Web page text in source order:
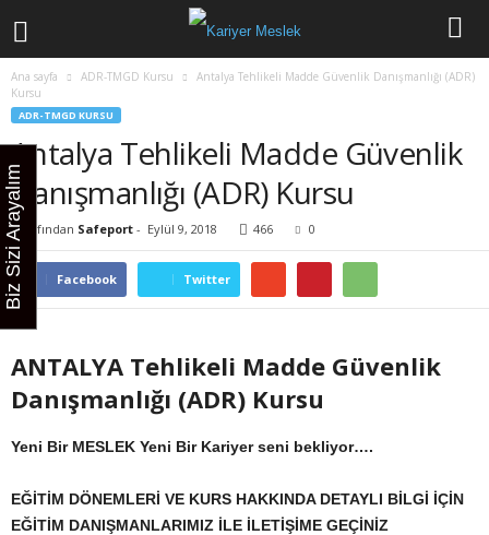
Ana sayfa ADR-TMGD Kursu
Antalya Tehlikeli Madde Güvenlik Danışmanlığı (ADR)
Kursu
ADR-TMGD KURSU
Antalya Tehlikeli Madde Güvenlik
Danışmanlığı (ADR) Kursu
Tarafından Safeport - Eylül 9, 2018 466 0
Facebook Twitter
ANTALYA Tehlikeli Madde Güvenlik
Danışmanlığı (ADR) Kursu
Yeni Bir MESLEK Yeni Bir Kariyer seni bekliyor….
EĞİTİM DÖNEMLERİ VE KURS HAKKINDA DETAYLI BİLGİ İÇİN
EĞİTİM DANIŞMANLARIMIZ İLE İLETİŞİME GEÇİNİZ
Biz Sizi Arayalım